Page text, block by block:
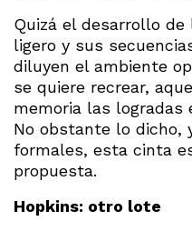
Quizá el desarrollo
ligero y sus
diluyen el ambiente
se quiere recrear,
memoria las logradas
No obstante lo dicho,
formales, esta cinta
propuesta.
Hopkins: otro lote